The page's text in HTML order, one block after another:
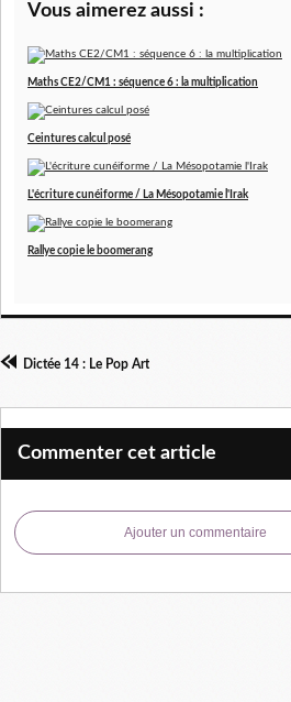
Vous aimerez aussi :
Maths CE2/CM1 : séquence 6 : la multiplication
Ceintures calcul posé
L'écriture cunéiforme / La Mésopotamie l'Irak
Rallye copie le boomerang
Dictée 14 : Le Pop Art
Commenter cet article
Ajouter un commentaire